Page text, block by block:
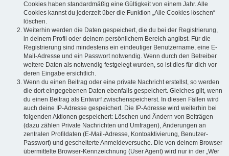
Cookies haben standardmäßig eine Gültigkeit von einem Jahr. Alle
Cookies kannst du jederzeit über die Funktion „Alle Cookies löschen“
löschen.
Weiterhin werden die Daten gespeichert, die du bei der Registrierung,
in deinem Profil oder deinem persönlichem Bereich angibst. Für die
Registrierung sind mindestens ein eindeutiger Benutzername, eine E-
Mail-Adresse und ein Passwort notwendig. Wenn durch den Betreiber
weitere Daten als notwendig festgelegt wurden, so ist dies für dich vor
deren Eingabe ersichtlich.
Wenn du einen Beitrag oder eine private Nachricht erstellst, so werden
die dort eingegebenen Daten ebenfalls gespeichert. Gleiches gilt, wenn
du einen Beitrag als Entwurf zwischenspeicherst. In diesen Fällen wird
auch deine IP-Adresse gespeichert. Die IP-Adresse wird weiterhin bei
folgenden Aktionen gespeichert: Löschen und Ändern von Beiträgen
(dazu zählen Private Nachrichten und Umfragen), Änderungen an
zentralen Profildaten (E-Mail-Adresse, Kontoaktivierung, Benutzer-
Passwort) und gescheiterte Anmeldeversuche. Die von deinem Browser
übermittelte Browser-Kennzeichnung (User Agent) wird nur in der „Wer